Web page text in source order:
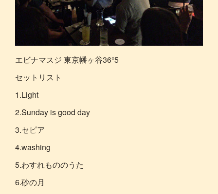
エビナマスジ 東京幡ヶ谷36°5
セットリスト
1.Light
2.Sunday is good day
3.セピア
4.washing
5.わすれもののうた
6.砂の月